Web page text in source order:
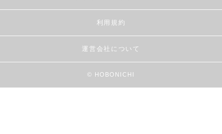
利用規約
運営会社について
© HOBONICHI